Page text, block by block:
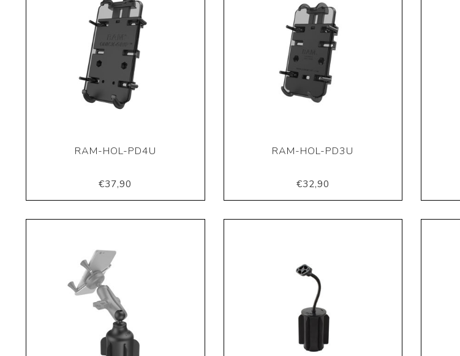
RAM-HOL-PD4U
€37,90
RAM-HOL-PD3U
€32,90